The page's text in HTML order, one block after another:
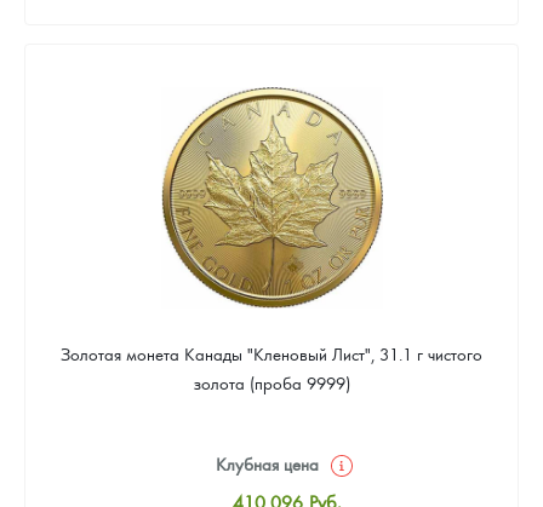
Цена выкупа
395 183 Руб.
Золотая монета Канады "Кленовый Лист", 31.1 г чистого
золота (проба 9999)
Клубная цена
410 096 Руб.